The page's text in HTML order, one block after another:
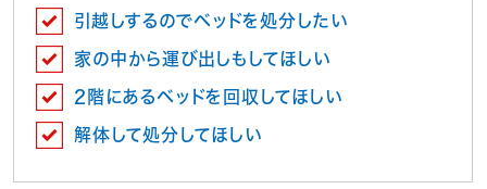
引越しするのでベッドを処分したい
家の中から運び出しもしてほしい
2階にあるベッドを回収してほしい
解体して処分してほしい